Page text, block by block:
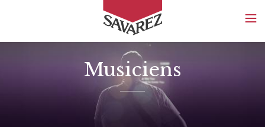
SAVAREZ
Musiciens